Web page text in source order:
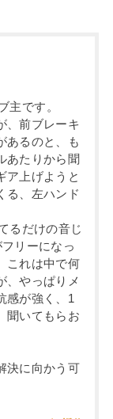
主です。
、前ブレーキ
あるのと、も
あたりから聞
ア上げようと
る、左ハンド
るだけの音じ
リーになっ
これは中で何
、やっぱりメ
感が強く、1
聞いてもらお
決に向かう可